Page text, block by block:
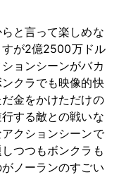
と言って楽しめな
すが2億2500万ドル
ョンシーンがバカ
クラでも映像的快
金をかけただけの
する敵との戦いな
クションシーンで
つつもボンクラも
ノーランのすごい